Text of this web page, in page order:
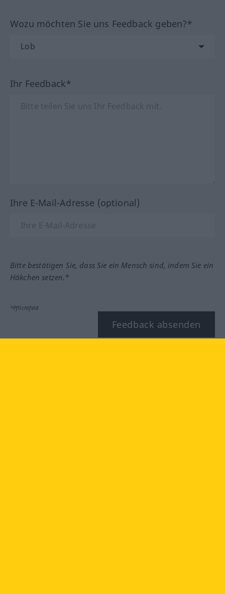
Wozu möchten Sie uns Feedback geben?*
Ihr Feedback*
Ihre E-Mail-Adresse (optional)
Bitte bestätigen Sie, dass Sie ein Mensch sind, indem Sie ein
Häkchen setzen.*
*Pflichtfeld
Feedback absenden